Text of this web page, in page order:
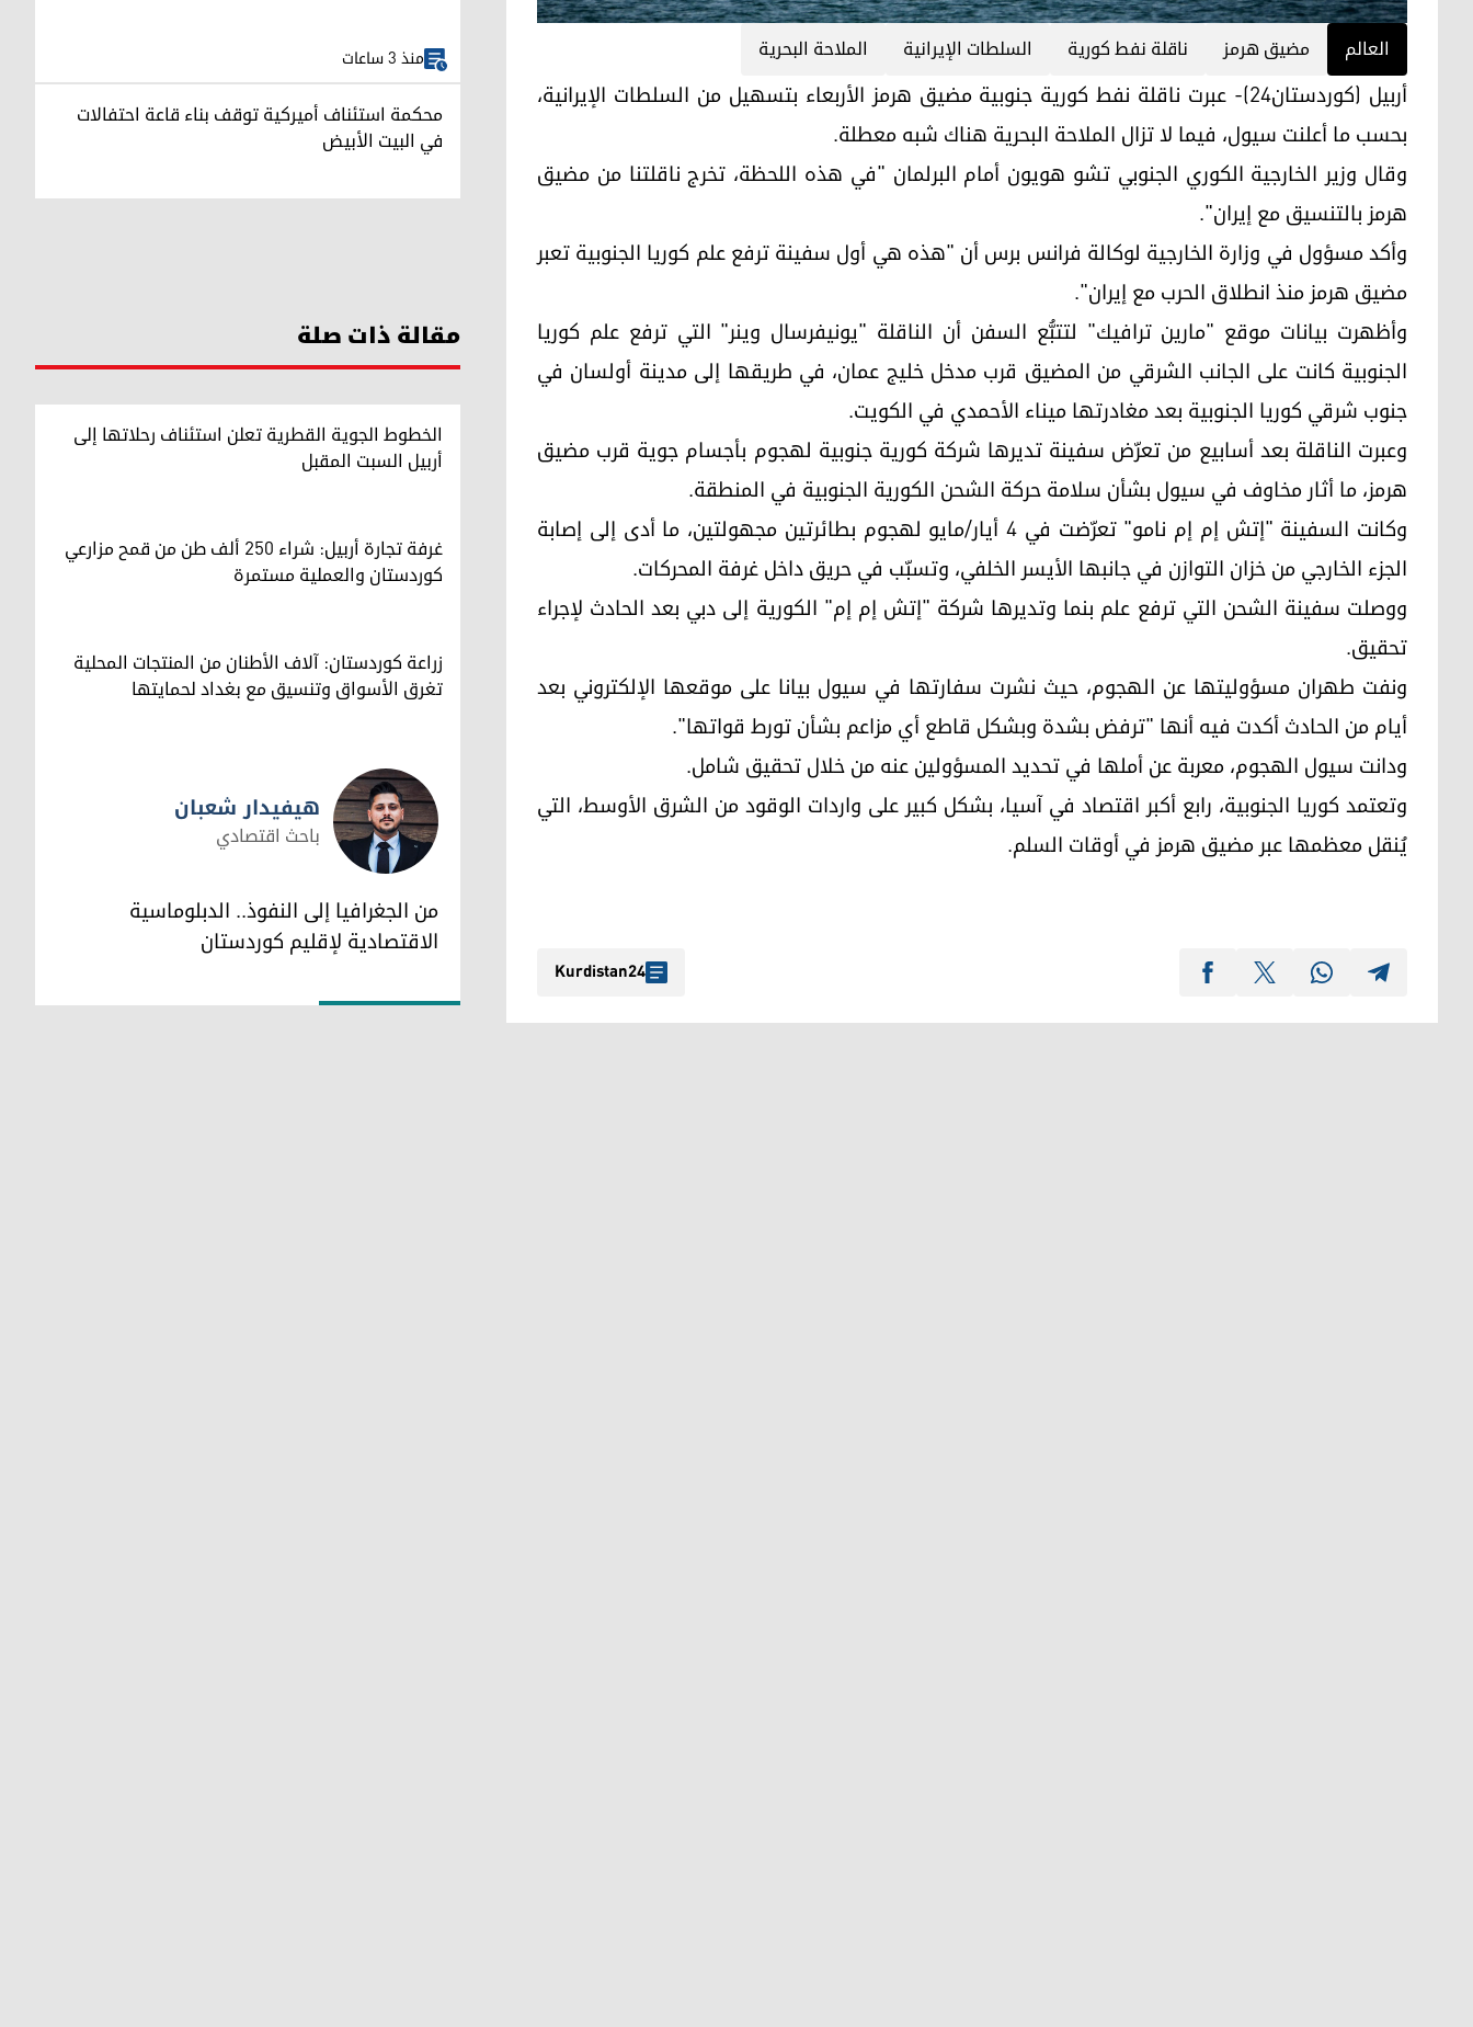
العالم مضيق هرمز ناقلة نفط كورية السلطات الإيرانية الملاحة البحرية
أربيل (كوردستان24)- عبرت ناقلة نفط كورية جنوبية مضيق هرمز الأربعاء بتسهيل من السلطات الإيرانية،
بحسب ما أعلنت سيول، فيما لا تزال الملاحة البحرية هناك شبه معطلة.
وقال وزير الخارجية الكوري الجنوبي تشو هويون أمام البرلمان "في هذه اللحظة، تخرج ناقلتنا من مضيق
هرمز بالتنسيق مع إيران".
وأكد مسؤول في وزارة الخارجية لوكالة فرانس برس أن "هذه هي أول سفينة ترفع علم كوريا الجنوبية تعبر
مضيق هرمز منذ انطلاق الحرب مع إيران".
وأظهرت بيانات موقع "مارين ترافيك" لتتبُّع السفن أن الناقلة "يونيفرسال وينر" التي ترفع علم كوريا
الجنوبية كانت على الجانب الشرقي من المضيق قرب مدخل خليج عمان، في طريقها إلى مدينة أولسان في
جنوب شرقي كوريا الجنوبية بعد مغادرتها ميناء الأحمدي في الكويت.
وعبرت الناقلة بعد أسابيع من تعرّض سفينة تديرها شركة كورية جنوبية لهجوم بأجسام جوية قرب مضيق
هرمز، ما أثار مخاوف في سيول بشأن سلامة حركة الشحن الكورية الجنوبية في المنطقة.
وكانت السفينة "إتش إم إم نامو" تعرّضت في 4 أيار/مايو لهجوم بطائرتين مجهولتين، ما أدى إلى إصابة
الجزء الخارجي من خزان التوازن في جانبها الأيسر الخلفي، وتسبّب في حريق داخل غرفة المحركات.
ووصلت سفينة الشحن التي ترفع علم بنما وتديرها شركة "إتش إم إم" الكورية إلى دبي بعد الحادث لإجراء
تحقيق.
ونفت طهران مسؤوليتها عن الهجوم، حيث نشرت سفارتها في سيول بيانا على موقعها الإلكتروني بعد
أيام من الحادث أكدت فيه أنها "ترفض بشدة وبشكل قاطع أي مزاعم بشأن تورط قواتها".
ودانت سيول الهجوم، معربة عن أملها في تحديد المسؤولين عنه من خلال تحقيق شامل.
وتعتمد كوريا الجنوبية، رابع أكبر اقتصاد في آسيا، بشكل كبير على واردات الوقود من الشرق الأوسط، التي
يُنقل معظمها عبر مضيق هرمز في أوقات السلم.
Kurdistan24
منذ 3 ساعات
محكمة استئناف أميركية توقف بناء قاعة احتفالات
في البيت الأبيض
مقالة ذات صلة
الخطوط الجوية القطرية تعلن استئناف رحلاتها إلى
أربيل السبت المقبل
غرفة تجارة أربيل: شراء 250 ألف طن من قمح مزارعي
كوردستان والعملية مستمرة
زراعة كوردستان: آلاف الأطنان من المنتجات المحلية
تغرق الأسواق وتنسيق مع بغداد لحمايتها
هيفيدار شعبان
هيفيدار شعبان
باحث اقتصادي
من الجغرافيا إلى النفوذ.. الدبلوماسية
الاقتصادية لإقليم كوردستان